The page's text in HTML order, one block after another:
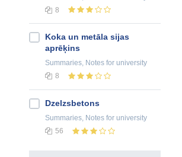
8
Koka un metāla sijas
aprēķins
Summaries, Notes for university
8
Dzelzsbetons
Summaries, Notes for university
56